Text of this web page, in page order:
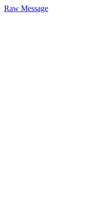
Raw Message